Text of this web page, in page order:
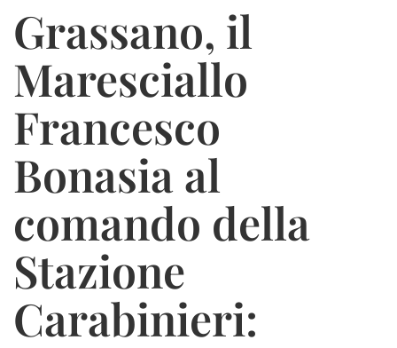
Grassano, il
Maresciallo
Francesco
Bonasia al
comando della
Stazione
Carabinieri: